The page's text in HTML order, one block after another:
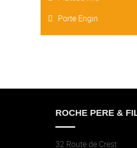
Porte Engin
ROCHE PERE &
32 Route de Crest